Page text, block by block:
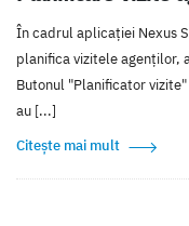
În cadrul aplicației Nexus
planifica vizitele agenților,
Butonul "Planificator
au [...]
Citește mai mult